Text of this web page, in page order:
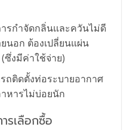
รกำจัดกลิ่นและควันไม่ดี
นอก ต้องเปลี่ยนแผ่น
ซึ่งมีค่าใช้จ่าย)
ถติดตั้งท่อระบายอากาศ
หารไม่บ่อยนัก
รเลือกซื้อ